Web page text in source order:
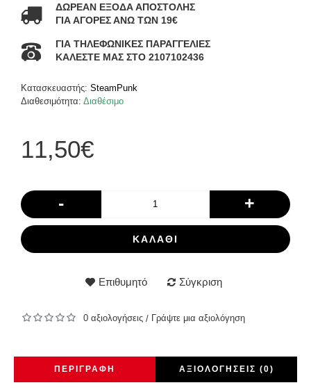
ΔΩΡΕΑΝ ΕΞΟΔΑ ΑΠΟΣΤΟΛΗΣ
ΓΙΑ ΑΓΟΡΕΣ ΑΝΩ ΤΩΝ 19€
ΓΙΑ ΤΗΛΕΦΩΝΙΚΕΣ ΠΑΡΑΓΓΕΛΙΕΣ
ΚΑΛΕΣΤΕ ΜΑΣ ΣΤΟ 2107102436
Κατασκευαστής: SteamPunk
Διαθεσιμότητα: Διαθέσιμο
11,50€
- +
ΚΑΛΆΘΙ
Επιθυμητό Σύγκριση
0 αξιολογήσεις / Γράψτε μια αξιολόγηση
ΠΕΡΙΓΡΑΦΉ ΑΞΙΟΛΟΓΉΣΕΙΣ (0)